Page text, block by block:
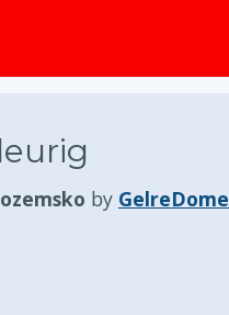
by GelreDome